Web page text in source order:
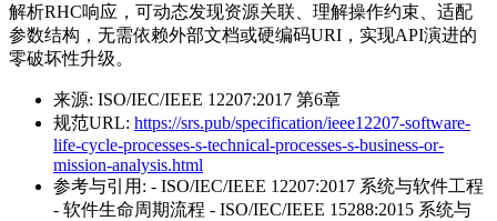
解析RHC响应，可动态发现资源关联、理解操作约束、适配
参数结构，无需依赖外部文档或硬编码URI，实现API演进的
零破坏性升级。
来源: ISO/IEC/IEEE 12207:2017 第6章
规范URL: https://srs.pub/specification/ieee12207-software-
life-cycle-processes-s-technical-processes-s-business-or-
mission-analysis.html
参考与引用: - ISO/IEC/IEEE 12207:2017 系统与软件工程
- 软件生命周期流程 - ISO/IEC/IEEE 15288:2015 系统与